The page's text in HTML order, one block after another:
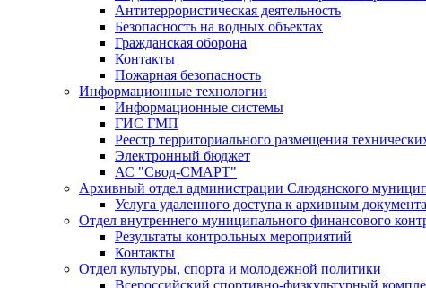
Антитеррористическая деятельность
Безопасность на водных объектах
Гражданская оборона
Контакты
Пожарная безопасность
Информационные технологии
Информационные системы
ГИС ГМП
Реестр территориального размещения
Электронный бюджет
АС "Свод-СМАРТ"
Архивный отдел администрации Слюдянского
Услуга удаленного доступа к архивным
Отдел внутреннего муниципального финансового
Результаты контрольных мероприятий
Контакты
Отдел культуры, спорта и молодежной политики
Всероссийский спортивно-физкультурный